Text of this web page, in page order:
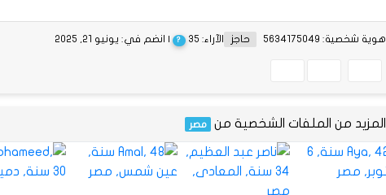
الآراء: 35 ? | انضم في: يونيو 21, 2025 هوية شخصية: 5634175049 حاجز
المزيد من الملفات الشخصية من مصر